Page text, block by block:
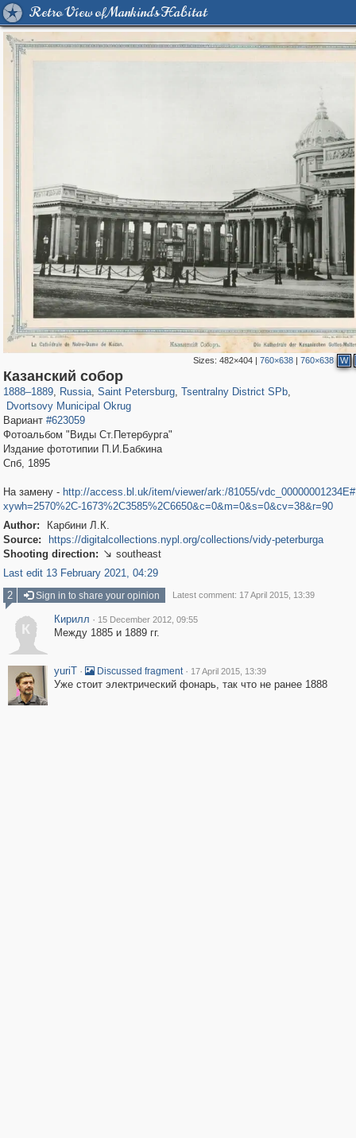
Retro View of Mankind's Habitat
Sizes:482×404 |760×638 |760×638 W
Казанский собор
1888–1889, Russia
1,406,255
, Saint Petersburg
197,112
, Tsentralny District SPb,
Dvortsovy Municipal Okrug
22,587 1,098
Вариант #623059
Фотоальбом "Виды Ст.Петербурга"
Издание фототипии П.И.Бабкина
Спб, 1895
На замену - http://access.bl.uk/item/viewer/ark:/81055/
xywh=2570%2C-1673%2C3585%2C6650&c=0&m=0&s=0&cv=38&r=90
Author:
Карбини Л.К.
Source:
https://digitalcollections.nypl.org/collections/vidy-peterburga
Shooting direction:  southeast
Last edit 13 February 2021, 04:29
2
Sign in to share your opinion Latest comment: 17 April 2015, 13:39
К
Кирилл · 15 December 2012, 09:55
Между 1885 и 1889 гг.
yuriT · Discussed fragment · 17 April 2015, 13:39
Уже стоит электрический фонарь, так что не ранее 1888